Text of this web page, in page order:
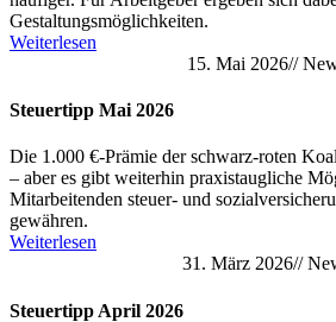
Gestaltungsmöglichkeiten.
Weiterlesen
15. Mai 2026//
Steuertipp Mai 2026
Die 1.000 €-Prämie der schwarz-roten
– aber es gibt weiterhin praxistaugliche
Mitarbeitenden steuer- und
gewähren.
Weiterlesen
31. März 2026//
Steuertipp April 2026